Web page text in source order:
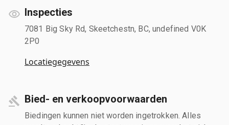
Inspecties
7081 Big Sky Rd, Skeetchestn, BC, undefined V0K
2P0
Locatiegegevens
Bied- en verkoopvoorwaarden
Biedingen kunnen niet worden ingetrokken. Alles